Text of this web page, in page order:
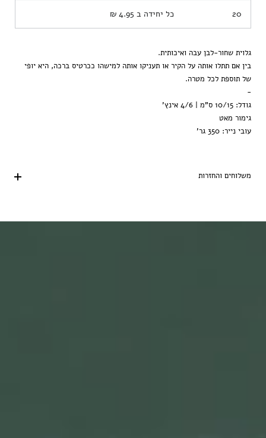
20 כל יחידה ב 4.95 ₪
גלוית שחור-לבן עבה ואיכותית.
בין אם תתלו אותה על הקיר או תעניקו אותה למישהו ככרטיס ברכה, היא יופי
של תוספת לכל מטרה.
-
גודל: 10/15 ס"מ | 4/6 אינץ'
גימור מאט
עובי נייר: 350 גר'
משלוחים והחזרות